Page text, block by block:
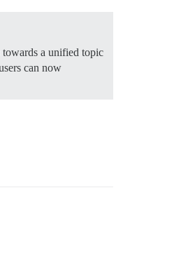
a unified topic
can now